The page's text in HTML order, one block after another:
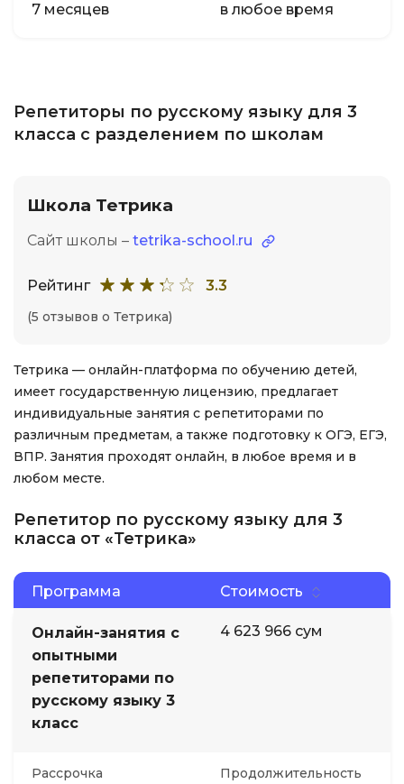
7 месяцев в любое время
Репетиторы по русскому языку для 3
класса с разделением по школам
Школа Тетрика
Сайт школы – tetrika-school.ru
Рейтинг 3.3
(5 отзывов о Тетрика)
Тетрика — онлайн-платформа по обучению детей,
имеет государственную лицензию, предлагает
индивидуальные занятия с репетиторами по
различным предметам, а также подготовку к ОГЭ, ЕГЭ,
ВПР. Занятия проходят онлайн, в любое время и в
любом месте.
Репетитор по русскому языку для 3
класса от «Тетрика»
Программа Стоимость
Онлайн-занятия с
опытными
репетиторами по
русскому языку 3
класс
4 623 966 сум
Рассрочка Продолжительность